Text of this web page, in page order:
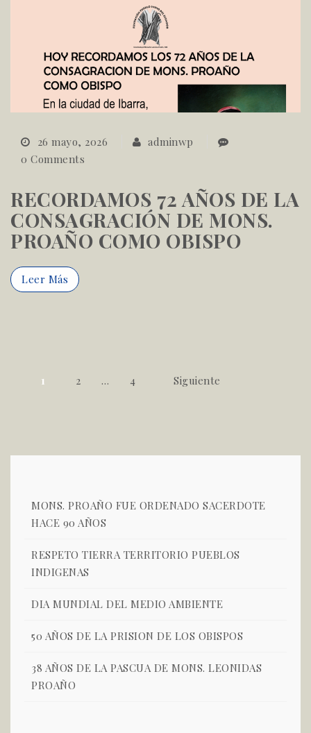
26 mayo, 2026
adminwp
0 Comments
RECORDAMOS 72 AÑOS DE LA
CONSAGRACIÓN DE MONS.
PROAÑO COMO OBISPO
Leer Más
Paginación de entradas
1 2 … 4 Siguiente
HACE 90 AÑOS
INDIGENAS
PROAÑO